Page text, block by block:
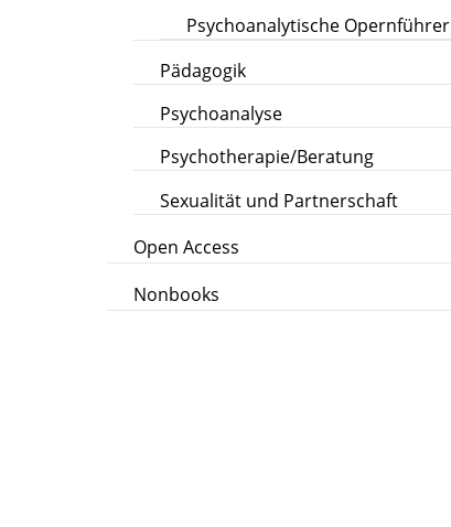
Psychoanalytische Opernführer
Pädagogik
Psychoanalyse
Psychotherapie/Beratung
Sexualität und Partnerschaft
Open Access
Nonbooks